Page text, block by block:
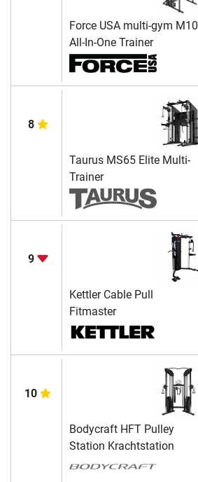
Force USA multi-gym M10
All-In-One Trainer
8
Taurus MS65 Elite Multi-
Trainer
9
Kettler Cable Pull
Fitmaster
10
Bodycraft HFT Pulley
Station Krachtstation